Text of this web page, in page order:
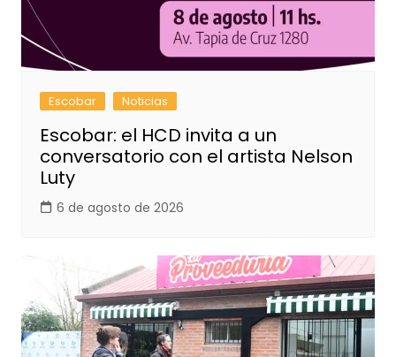
Escobar Noticias
Escobar: el HCD invita a un
conversatorio con el artista Nelson
Luty
6 de agosto de 2026